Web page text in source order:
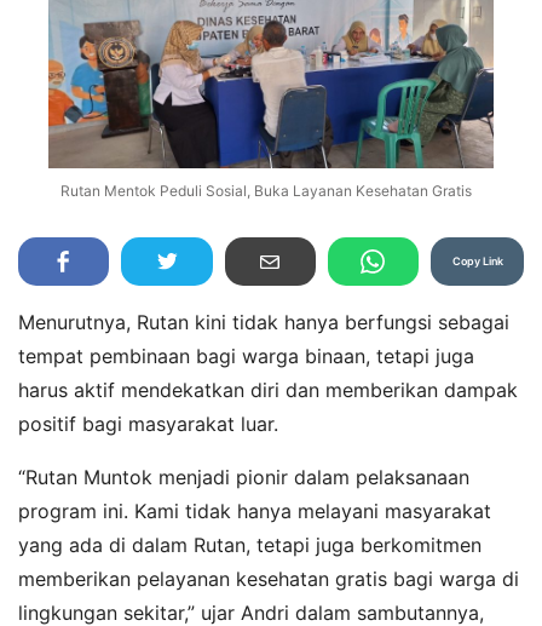
Rutan Mentok Peduli Sosial, Buka Layanan Kesehatan Gratis
Copy Link
Menurutnya, Rutan kini tidak hanya berfungsi sebagai
tempat pembinaan bagi warga binaan, tetapi juga
harus aktif mendekatkan diri dan memberikan dampak
positif bagi masyarakat luar.
“Rutan Muntok menjadi pionir dalam pelaksanaan
program ini. Kami tidak hanya melayani masyarakat
yang ada di dalam Rutan, tetapi juga berkomitmen
memberikan pelayanan kesehatan gratis bagi warga di
lingkungan sekitar,” ujar Andri dalam sambutannya,